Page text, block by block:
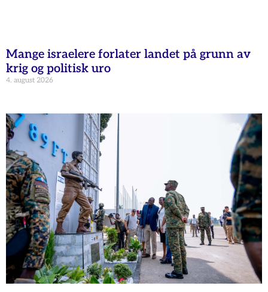
Mange israelere forlater landet på grunn av
krig og politisk uro
4. august 2026